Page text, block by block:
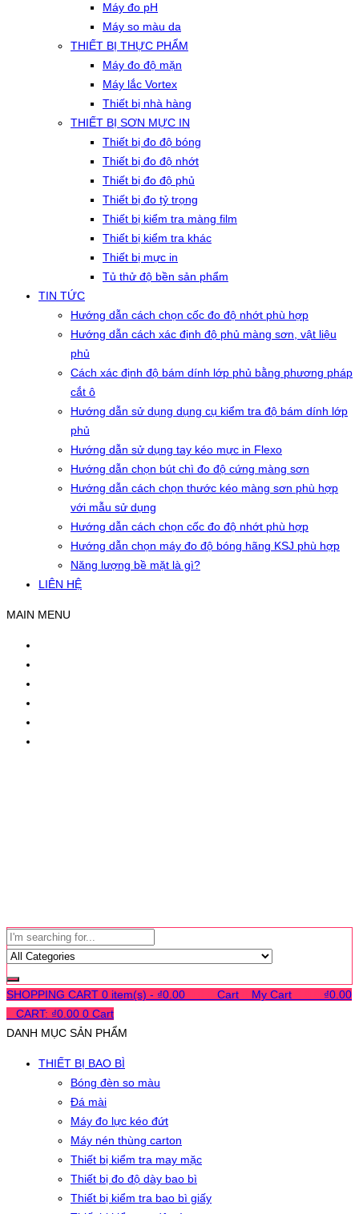
Máy đo pH
Máy so màu da
THIẾT BỊ THỰC PHẨM
Máy đo độ mặn
Máy lắc Vortex
Thiết bị nhà hàng
THIẾT BỊ SƠN MỰC IN
Thiết bị đo độ bóng
Thiết bị đo độ nhớt
Thiết bị đo độ phủ
Thiết bị đo tỷ trọng
Thiết bị kiểm tra màng film
Thiết bị kiểm tra khác
Thiết bị mực in
Tủ thử độ bền sản phẩm
TIN TỨC
Hướng dẫn cách chọn cốc đo độ nhớt phù hợp
Hướng dẫn cách xác định độ phủ màng sơn, vật liệu
phủ
Cách xác định độ bám dính lớp phủ bằng phương pháp
cắt ô
Hướng dẫn sử dụng dụng cụ kiểm tra độ bám dính lớp
phủ
Hướng dẫn sử dụng tay kéo mực in Flexo
Hướng dẫn chọn bút chì đo độ cứng màng sơn
Hướng dẫn cách chọn thước kéo màng sơn phù hợp
với mẫu sử dụng
Hướng dẫn cách chọn cốc đo độ nhớt phù hợp
Hướng dẫn chọn máy đo độ bóng hãng KSJ phù hợp
Năng lượng bề mặt là gì?
LIÊN HỆ
MAIN MENU
SHOPPING CART 0 item(s) - ₫0.00 Cart My Cart ₫0.00
CART: ₫0.00 0 Cart
DANH MỤC SẢN PHẨM
THIẾT BỊ BAO BÌ
Bóng đèn so màu
Đá mài
Máy đo lực kéo đứt
Máy nén thùng carton
Thiết bị kiểm tra may mặc
Thiết bị đo độ dày bao bì
Thiết bị kiểm tra bao bì giấy